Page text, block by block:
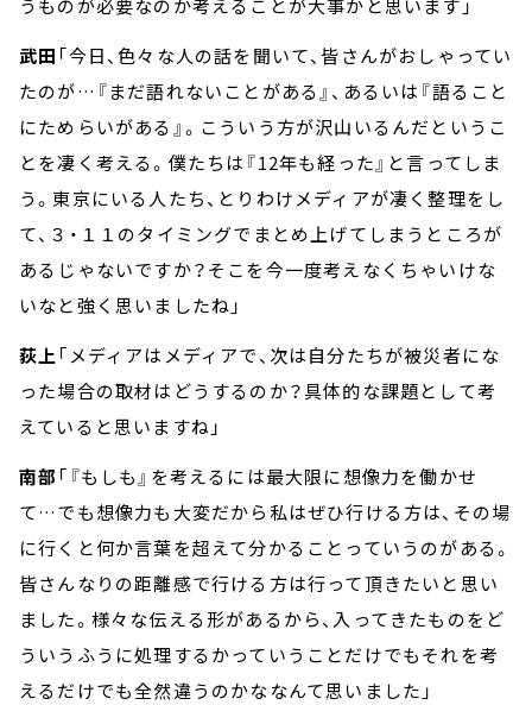
うものが必要なのか考えることが大事かと思います」
武田 「今日、色々な人の話を聞いて、皆さんがおしゃってい
たのが…『まだ語れないことがある』、あるいは『語ること
にためらいがある』。こういう方が沢山いるんだというこ
とを凄く考える。僕たちは『12年も経った』と言ってしま
う。東京にいる人たち、とりわけメディアが凄く整理をし
て、３・１１のタイミングでまとめ上げてしまうところが
あるじゃないですか？そこを今一度考えなくちゃいけな
いなと強く思いましたね」
荻上「メディアはメディアで、次は自分たちが被災者にな
った場合の取材はどうするのか？具体的な課題として考
えていると思いますね」
南部 「『もしも』を考えるには最大限に想像力を働かせ
て…でも想像力も大変だから私はぜひ行ける方は、その場
に行くと何か言葉を超えて分かることっていうのがある。
皆さんなりの距離感で行ける方は行って頂きたいと思い
ました。様々な伝える形があるから、入ってきたものをど
ういうふうに処理するかっていうことだけでもそれを考
えるだけでも全然違うのかななんて思いました」